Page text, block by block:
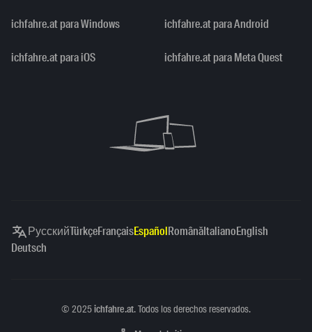
ichfahre.at para Windows ichfahre.at para Android
ichfahre.at para iOS ichfahre.at para Meta Quest
РусскийTürkçeFrançaisEspañolRomânăItalianoEnglish
Deutsch
Copyright
© 2025ichfahre.at. Todos los derechos reservados.